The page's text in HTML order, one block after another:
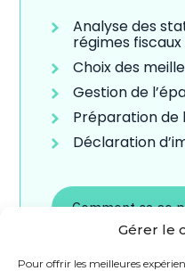
Gérer le
Pour offrir les meilleures
Analyse des
régimes fiscaux
Choix des
Gestion de
Préparation
Déclaration
Comment ça se